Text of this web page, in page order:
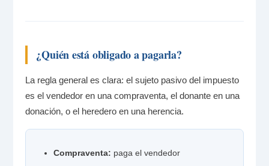
¿Quién está obligado a pagarla?
La regla general es clara: el sujeto pasivo del impuesto
es el vendedor en una compraventa, el donante en una
donación, o el heredero en una herencia.
Compraventa: paga el vendedor